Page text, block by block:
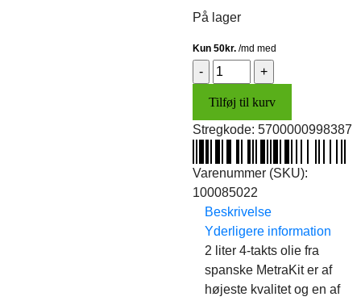
På lager
MetraKit
4T-
olie
(10W40)
stk.)
2L
FOR
KUN
170KR.!
Tilføj til kurv
Stregkode: 5700000998387
Varenummer (SKU):
100085022
Beskrivelse
Yderligere information
2 liter 4-takts olie fra
spanske MetraKit er af
højeste kvalitet og en af